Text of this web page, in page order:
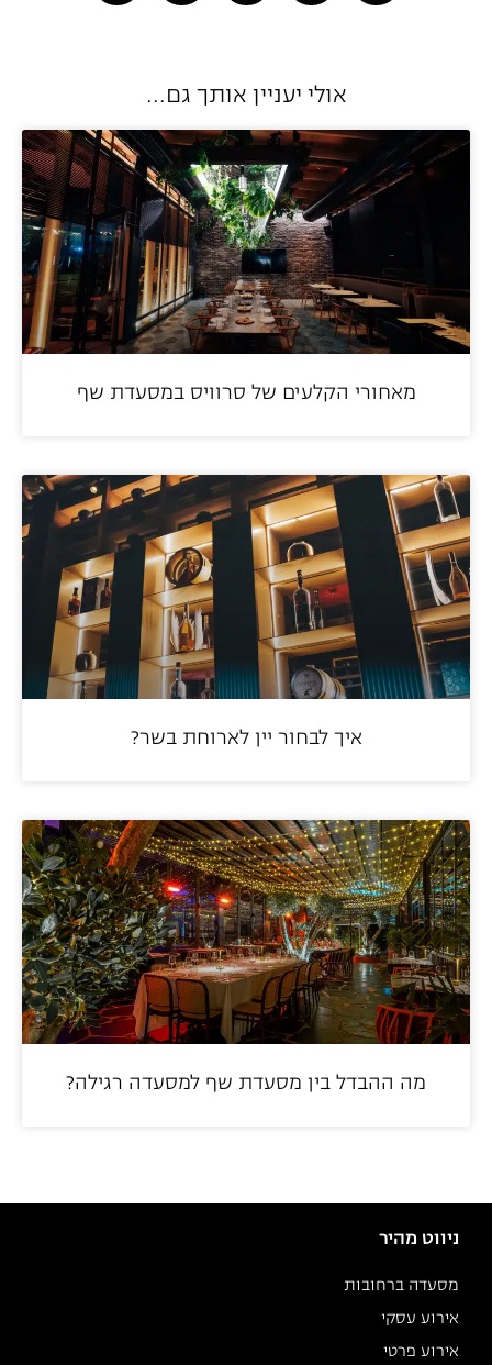
אולי יעניין אותך גם...
מאחורי הקלעים של סרוויס במסעדת שף
איך לבחור יין לארוחת בשר?
מה ההבדל בין מסעדת שף למסעדה רגילה?
ניווט מהיר
מסעדה ברחובות
אירוע עסקי
אירוע פרטי